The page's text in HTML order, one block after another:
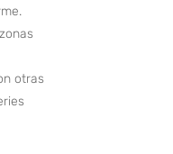
otras